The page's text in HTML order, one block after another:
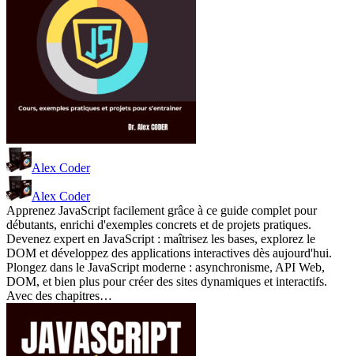
Alex Coder
Alex Coder
Apprenez JavaScript facilement grâce à ce guide complet pour
débutants, enrichi d'exemples concrets et de projets pratiques.
Devenez expert en JavaScript : maîtrisez les bases, explorez le
DOM et développez des applications interactives dès aujourd'hui.
Plongez dans le JavaScript moderne : asynchronisme, API Web,
DOM, et bien plus pour créer des sites dynamiques et interactifs.
Avec des chapitres…